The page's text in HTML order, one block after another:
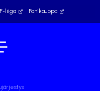
F-liiga Fanikauppa